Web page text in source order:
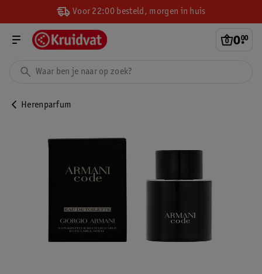
Voor 22:00 besteld, morgen in huis
0.
00
Herenparfum